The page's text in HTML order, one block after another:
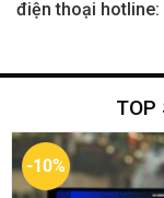
điện thoại hotline:
TOP
-10%